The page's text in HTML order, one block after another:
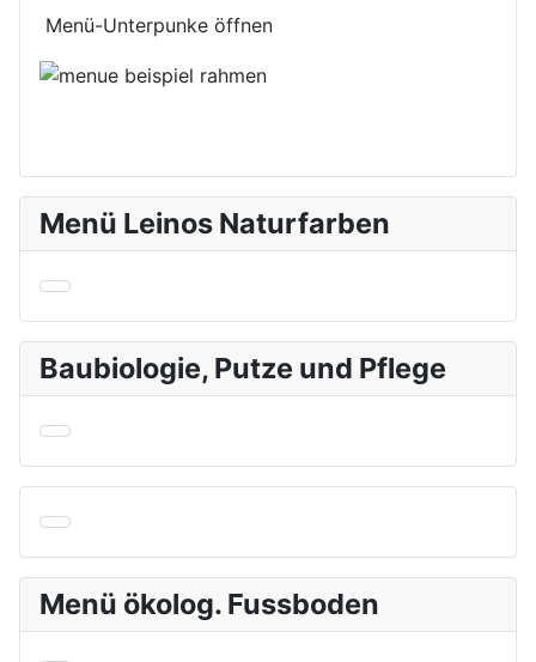
Menü-Unterpunke öffnen
Menü Leinos Naturfarben
Baubiologie, Putze und Pflege
Menü ökolog. Fussboden